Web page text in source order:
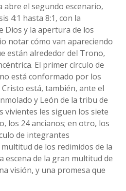
abre el segundo escenario,
4:1 hasta 8:1, con la
Dios y la apertura de los
notar cómo van apareciendo
están alrededor del Trono,
El primer círculo de
está conformado por los
está, también, ante el
y León de la tribu de
vivientes les siguen los siete
los 24 ancianos; en otro, los
de integrantes
de los redimidos de la
escena de la gran multitud de
visión, y una promesa que